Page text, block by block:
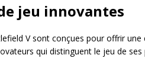
jeu innovantes
V sont conçues pour offrir
qui distinguent le jeu de ses